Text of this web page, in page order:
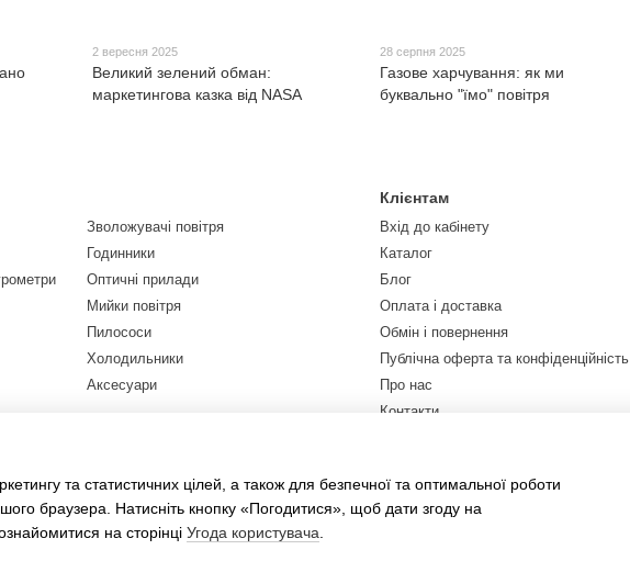
2 вересня 2025
Великий зелений обман:
маркетингова казка від NASA
28 серпня 2025
Газове харчування: як ми
буквально "їмо" повітря
Зволожувачі повітря
Годинники
Оптичні прилади
Мийки повітря
Пилососи
Холодильники
Аксесуари
Клієнтам
Вхід до кабінету
Каталог
Блог
Оплата і доставка
Обмін і повернення
Публічна оферта та конфіденційність
Про нас
Контакти
та статистичних цілей, а також для безпечної та оптимальної роботи
браузера. Натисніть кнопку «Погодитися», щоб дати згоду на
на сторінці Угода користувача